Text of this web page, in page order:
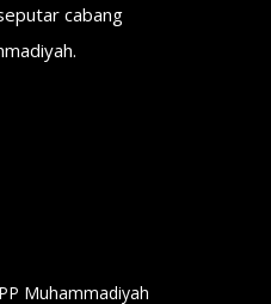
cabang
Muhammadiyah